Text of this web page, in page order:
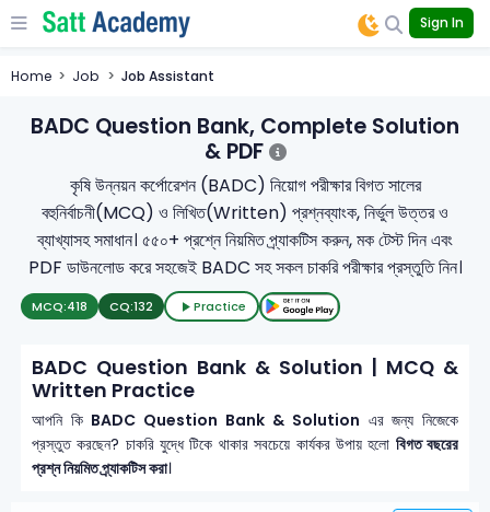
Sign In
Home Job Job Assistant
BADC Question Bank, Complete Solution
& PDF
কৃষি উন্নয়ন কর্পোরেশন (BADC) নিয়োগ পরীক্ষার বিগত সালের
বহুনির্বাচনী(MCQ) ও লিখিত(Written) প্রশ্নব্যাংক, নির্ভুল উত্তর ও
ব্যাখ্যাসহ সমাধান। ৫৫০+ প্রশ্নে নিয়মিত প্র্যাকটিস করুন, মক টেস্ট দিন এবং
PDF ডাউনলোড করে সহজেই BADC সহ সকল চাকরি পরীক্ষার প্রস্তুতি নিন।
MCQ:418 CQ:132 Practice
BADC Question Bank & Solution | MCQ &
Written Practice
আপনি কি BADC Question Bank & Solution এর জন্য নিজেকে
প্রস্তুত করছেন? চাকরি যুদ্ধে টিকে থাকার সবচেয়ে কার্যকর উপায় হলো বিগত বছরের
প্রশ্ন নিয়মিত প্র্যাকটিস করা।